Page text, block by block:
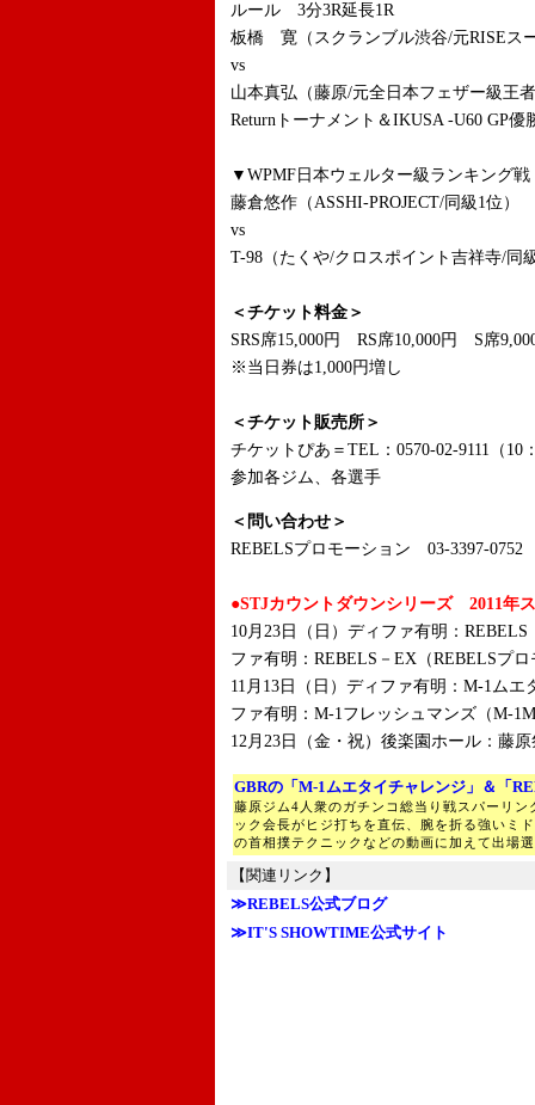
ルール 3分3R延長1R
板橋 寛（スクランブル渋谷/元RISEス
vs
山本真弘（藤原/元全日本フェザー級王
Returnトーナメント＆IKUSA -U60 GP優
▼WPMF日本ウェルター級ランキング
藤倉悠作（ASSHI-PROJECT/同級1位）
vs
T-98（たくや/クロスポイント吉祥寺/同
＜チケット料金＞
SRS席15,000円 RS席10,000円 S席
※当日券は1,000円増し
＜チケット販売所＞
チケットぴあ＝TEL：0570-02-9111（10
参加各ジム、各選手
＜問い合わせ＞
REBELSプロモーション 03-3397-0752
●STJカウントダウンシリーズ 2011年
10月23日（日）ディファ有明：
ファ有明：REBELS－EX（REBELSプ
11月13日（日）ディファ有明：M-1ム
ファ有明：M-1フレッシュマンズ（M-
12月23日（金・祝）後楽園ホール：藤
GBRの「M-1ムエタイチャレンジ」＆「
藤原ジム4人衆のガチンコ総当り戦スパーリ
ック会長がヒジ打ちを直伝、腕を折る強いミ
の首相撲テクニックなどの動画に加えて出場
【関連リンク】
≫REBELS公式ブログ
≫IT'S SHOWTIME公式サイト